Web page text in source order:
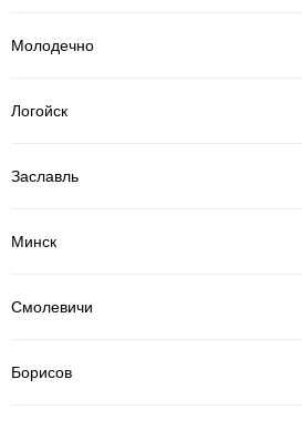
Молодечно
Логойск
Заславль
Минск
Смолевичи
Борисов